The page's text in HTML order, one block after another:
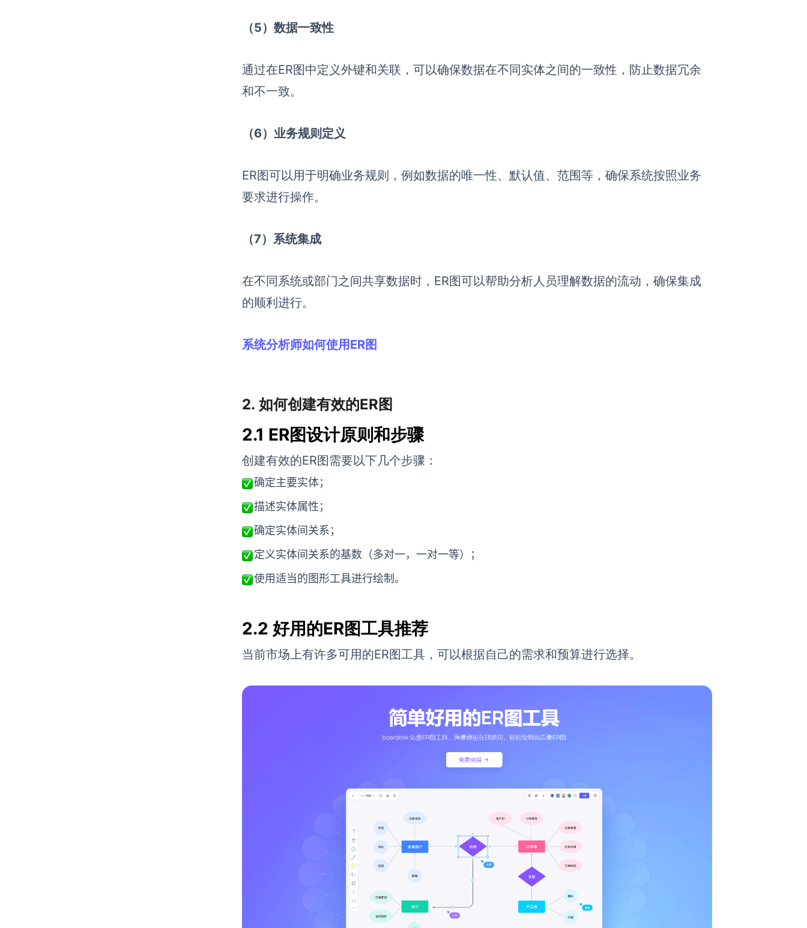
（5）数据一致性
通过在ER图中定义外键和关联，可以确保数据在不同实体之间的一致性，防止数据冗余
和不一致。
（6）业务规则定义
ER图可以用于明确业务规则，例如数据的唯一性、默认值、范围等，确保系统按照业务
要求进行操作。
（7）系统集成
在不同系统或部门之间共享数据时，ER图可以帮助分析人员理解数据的流动，确保集成
的顺利进行。
系统分析师如何使用ER图
2. 如何创建有效的ER图
2.1 ER图设计原则和步骤
创建有效的ER图需要以下几个步骤：
确定主要实体；
描述实体属性；
确定实体间关系；
定义实体间关系的基数（多对一，一对一等）；
使用适当的图形工具进行绘制。
2.2 好用的ER图工具推荐
当前市场上有许多可用的ER图工具，可以根据自己的需求和预算进行选择。